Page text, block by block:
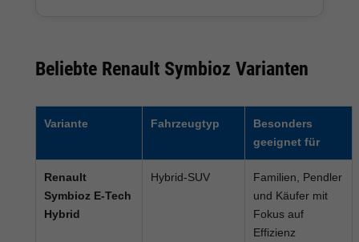
Beliebte Renault Symbioz Varianten
Variante Fahrzeugtyp
Besonders
geeignet für
Renault
Symbioz E-Tech
Hybrid
Hybrid-SUV
Familien, Pendler
und Käufer mit
Fokus auf
Effizienz